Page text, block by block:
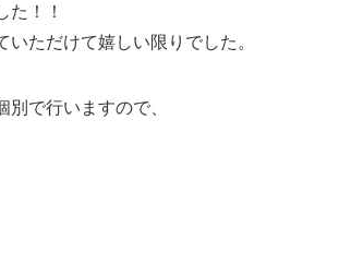
た！！
ただけて嬉しい限りでした。
で行いますので、